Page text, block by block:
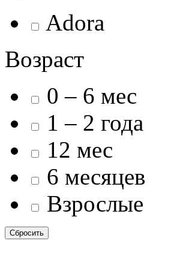
Adora
Возраст
0 – 6 мес
1 – 2 года
12 мес
6 месяцев
Взрослые